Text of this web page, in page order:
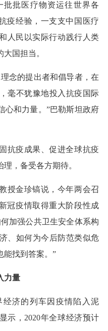
批医疗物资运往世界各
疫经验，一支支中国医疗
人民以实际行动践行人类
国担当。
念的提出者和倡导者，在
毫不犹豫地投入抗疫国际
心和力量。”巴勒斯坦政府
抗疫成果、促进全球抗疫
，备受各方期待。
授金珍镐说，今年两会召
冠疫情取得重大阶段性成
加强公共卫生安全体系构
、如何为今后防范类似危
能找到答案。”
力量
济的列车因疫情陷入泥
示，2020年全球经济预计